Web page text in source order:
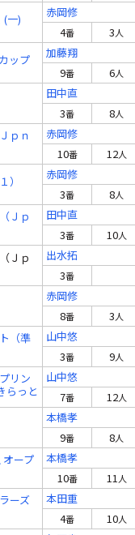
(一)
赤岡修
4番 3人
ップ
加藤翔
9番 6人
田中直
3番 8人
ｐｎ
赤岡修
10番 12人
）
赤岡修
3番 8人
Ｊｐ
田中直
3番 10人
Ｊｐ
出水拓
3番
赤岡修
8番 3人
（準
山中悠
3番 9人
リン
らっと
山中悠
7番 12人
本橋孝
9番 8人
オープ
本橋孝
10番 11人
ーズ
本田重
4番 10人